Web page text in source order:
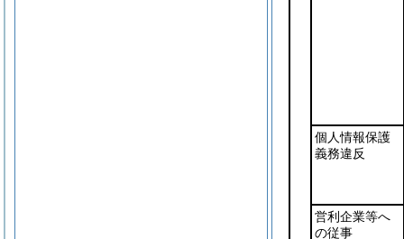
個人情報保護
義務違反
営利企業等へ
の従事